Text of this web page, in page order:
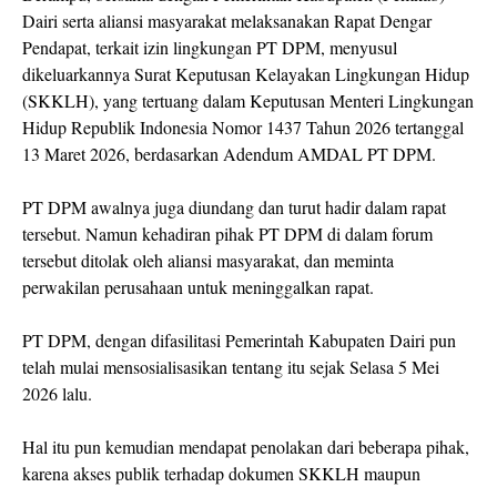
Dairi serta aliansi masyarakat melaksanakan Rapat Dengar
Pendapat, terkait izin lingkungan PT DPM, menyusul
dikeluarkannya Surat Keputusan Kelayakan Lingkungan Hidup
(SKKLH), yang tertuang dalam Keputusan Menteri Lingkungan
Hidup Republik Indonesia Nomor 1437 Tahun 2026 tertanggal
13 Maret 2026, berdasarkan Adendum AMDAL PT DPM.
PT DPM awalnya juga diundang dan turut hadir dalam rapat
tersebut. Namun kehadiran pihak PT DPM di dalam forum
tersebut ditolak oleh aliansi masyarakat, dan meminta
perwakilan perusahaan untuk meninggalkan rapat.
PT DPM, dengan difasilitasi Pemerintah Kabupaten Dairi pun
telah mulai mensosialisasikan tentang itu sejak Selasa 5 Mei
2026 lalu.
Hal itu pun kemudian mendapat penolakan dari beberapa pihak,
karena akses publik terhadap dokumen SKKLH maupun